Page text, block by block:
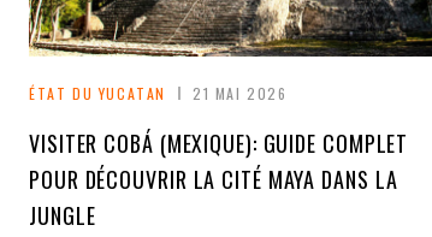
ÉTAT DU YUCATAN 21 MAI 2026
VISITER COBÁ (MEXIQUE): GUIDE COMPLET
POUR DÉCOUVRIR LA CITÉ MAYA DANS LA
JUNGLE